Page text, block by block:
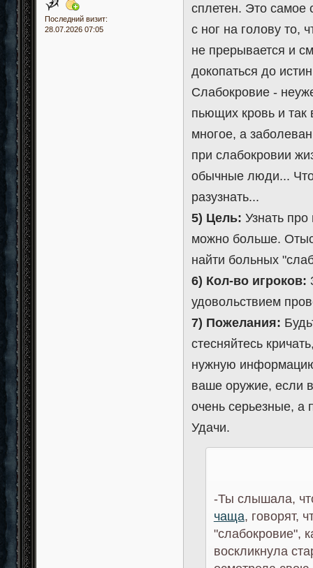
Последний визит:
28.07.2026 07:05
сплетен. Это самое
с ног на голову то,
не прерывается и
докопаться до
Слабокровие -
пьющих кровь и так
многое, а
при слабокровии
обычные люди...
разузнать...
5) Цель: Узнать
можно больше.
найти больных
6) Кол-во игроков:
удовольствием
7) Пожелания:
стесняйтесь
нужную
ваше оружие, если
очень серьезные, а
Удачи.
-Ты слышала,
чаща, говорят,
"слабокровие",
воскликнула